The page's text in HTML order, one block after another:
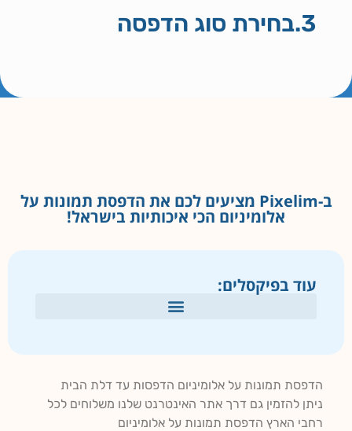
3.בחירת סוג הדפסה
ב-Pixelim מציעים לכם את הדפסת תמונות על
אלומיניום הכי איכותיות בישראל!
עוד בפיקסלים:
הדפסת תמונות על אלומיניום הדפסות עד דלת הבית
ניתן להזמין גם דרך אתר האינטרנט שלנו משלוחים לכל
רחבי הארץ הדפסת תמונות על אלומיניום